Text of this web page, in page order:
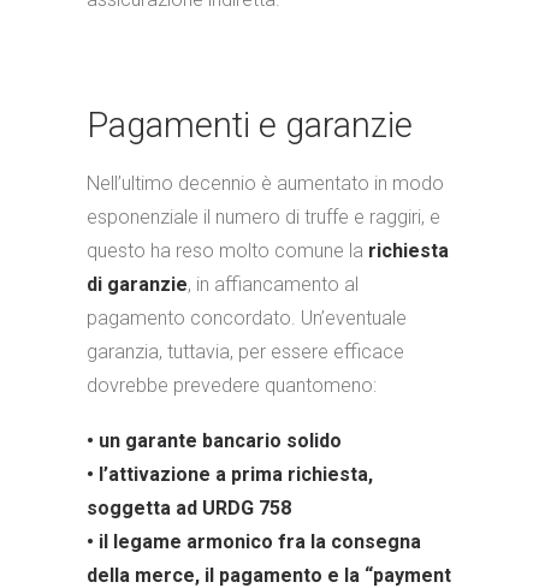
Pagamenti e garanzie
Nell’ultimo decennio è aumentato in modo
esponenziale il numero di truffe e raggiri, e
questo ha reso molto comune la richiesta
di garanzie, in affiancamento al
pagamento concordato. Un’eventuale
garanzia, tuttavia, per essere efficace
dovrebbe prevedere quantomeno:
• un garante bancario solido
• l’attivazione a prima richiesta,
soggetta ad URDG 758
• il legame armonico fra la consegna
della merce, il pagamento e la “payment